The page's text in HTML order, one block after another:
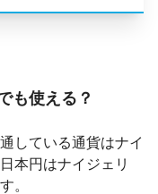
も使える？
している通貨はナイ
本円はナイジェリ
。